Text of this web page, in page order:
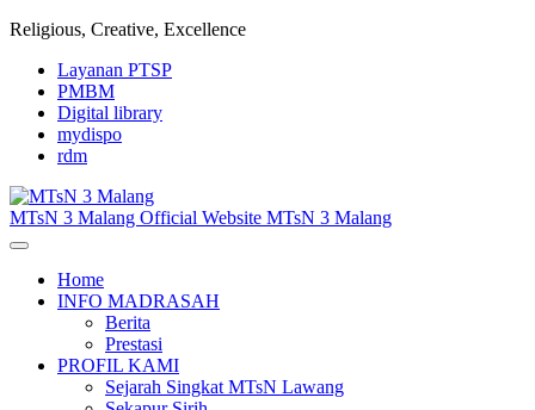
Lewati
konten
Religious, Creative, Excellence
Layanan PTSP
PMBM
Digital library
mydispo
rdm
MTsN 3 Malang Official Website MTsN 3 Malang
Buka
Home
INFO MADRASAH
Berita
Prestasi
PROFIL KAMI
Sejarah Singkat MTsN Lawang